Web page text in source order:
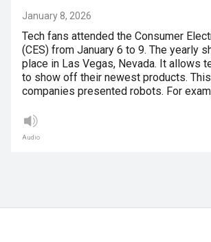
January 8, 2026
Tech fans attended the Consumer
(CES) from January 6 to 9. The yearly
place in Las Vegas, Nevada. It allows
to show off their newest products. This
companies presented robots. For
Audio